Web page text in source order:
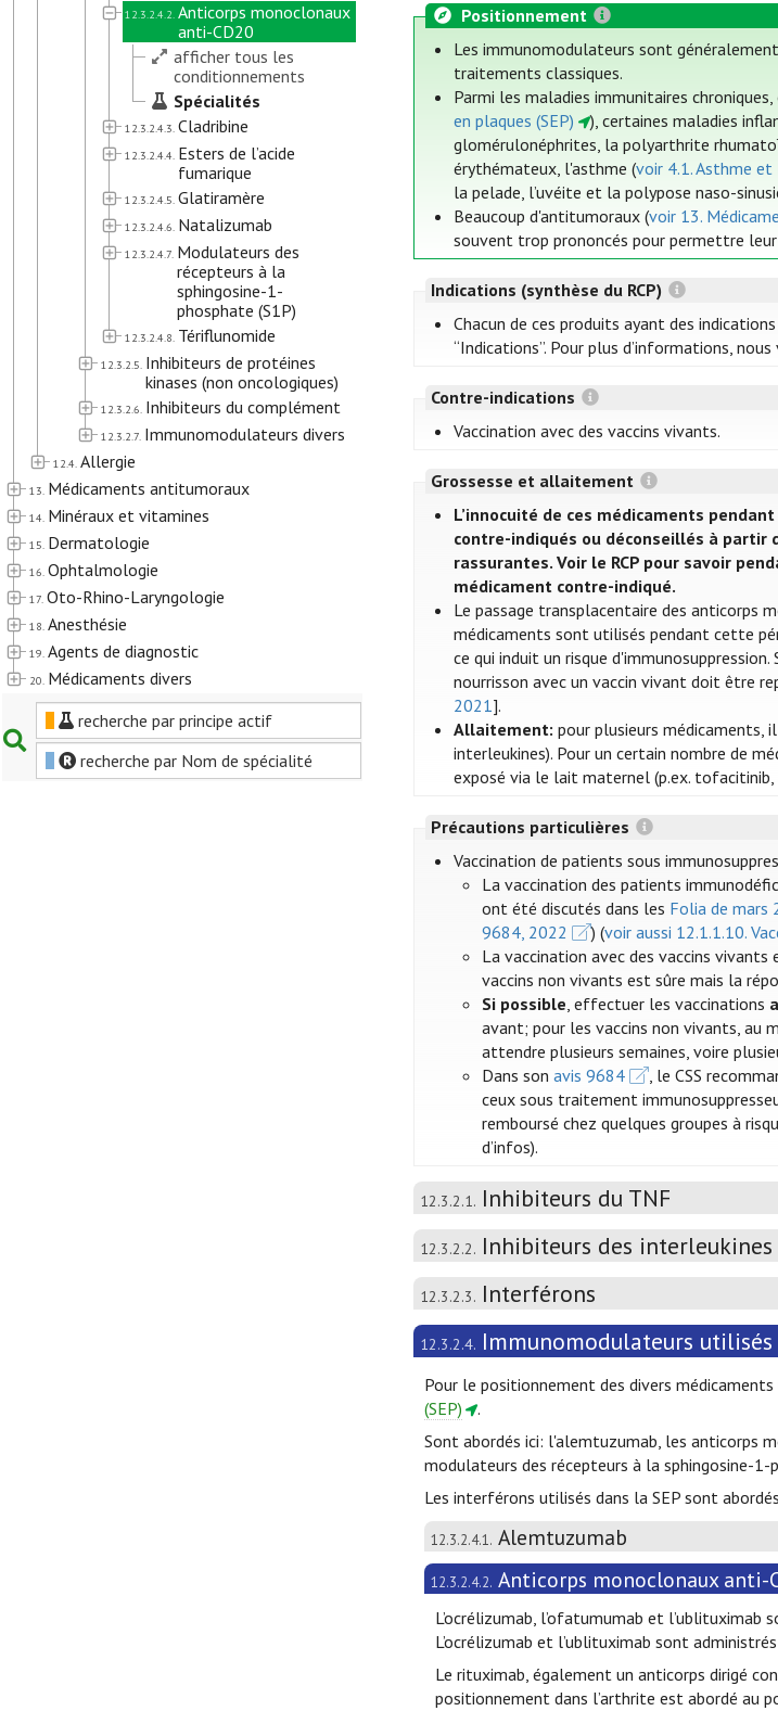
12.3.2.4.2. Anticorps monoclonaux
anti-CD20
afficher tous les
conditionnements
Spécialités
12.3.2.4.3. Cladribine
12.3.2.4.4. Esters de l’acide
fumarique
12.3.2.4.5. Glatiramère
12.3.2.4.6. Natalizumab
12.3.2.4.7. Modulateurs des
récepteurs à la
sphingosine-1-
phosphate (S1P)
12.3.2.4.8. Tériflunomide
12.3.2.5. Inhibiteurs de protéines
kinases (non oncologiques)
12.3.2.6. Inhibiteurs du complément
12.3.2.7. Immunomodulateurs divers
12.4. Allergie
13. Médicaments antitumoraux
14. Minéraux et vitamines
15. Dermatologie
16. Ophtalmologie
17. Oto-Rhino-Laryngologie
18. Anesthésie
19. Agents de diagnostic
20. Médicaments divers
recherche par principe actif
recherche par Nom de spécialité
Positionnement
Les immunomodulateurs sont
traitements classiques.
Parmi les maladies immunitaires
en plaques (SEP)
), certaines maladies
glomérulonéphrites, la polyarthrite
érythémateux, l'asthme (voir 4.1. Asthme et
la pelade, l’uvéite et la polypose naso-
Beaucoup d'antitumoraux (voir 13.
souvent trop prononcés pour permettre
Indications (synthèse du RCP)
Chacun de ces produits ayant des
“Indications”. Pour plus d’informations, nous
Contre-indications
Vaccination avec des vaccins vivants.
Grossesse et allaitement
L’innocuité de ces médicaments
contre-indiqués ou déconseillés à partir
rassurantes. Voir le RCP pour savoir
médicament contre-indiqué.
Le passage transplacentaire des anticorps
médicaments sont utilisés pendant cette
ce qui induit un risque
nourrisson avec un vaccin vivant doit être
2021].
Allaitement: pour plusieurs médicaments,
interleukines). Pour un certain nombre de
exposé via le lait maternel (p.ex.
Précautions particulières
Vaccination de patients sous
La vaccination des patients
ont été discutés dans les Folia de mars
9684, 2022
) (voir aussi 12.1.1.10.
La vaccination avec des vaccins
vaccins non vivants est sûre mais la
Si possible, effectuer les vaccinations
avant; pour les vaccins non vivants, au
attendre plusieurs semaines, voire
Dans sonavis 9684
, le CSS
ceux sous traitement
remboursé chez quelques groupes à
d’infos).
12.3.2.1. Inhibiteurs du TNF
12.3.2.2. Inhibiteurs des interleukines
12.3.2.3. Interférons
12.3.2.4. Immunomodulateurs
Pour le positionnement des divers
(SEP)
.
Sont abordés ici: l'alemtuzumab, les anticorps
modulateurs des récepteurs à la sphingosine-
Les interférons utilisés dans la SEP sont
12.3.2.4.1. Alemtuzumab
12.3.2.4.2. Anticorps monoclonaux anti-
L’ocrélizumab, l’ofatumumab et
L’ocrélizumab et l’ublituximab sont
Le rituximab, également un anticorps dirigé
positionnement dans l’arthrite est abordé au